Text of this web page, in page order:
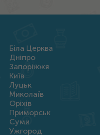
Біла Церква
Дніпро
Запоріжжя
Київ
Луцьк
Миколаїв
Оріхів
Приморськ
Суми
Ужгород